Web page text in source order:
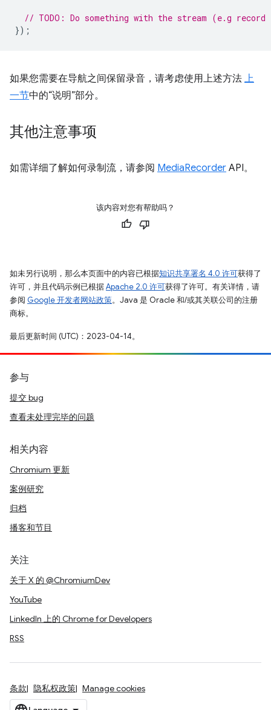
// TODO: Do something with the stream (e.g
});
如果您需要在导航之间保留录音，请考虑使用上述方法 上
一节中的“说明”部分。
其他注意事项
如需详细了解如何录制流，请参阅 MediaRecorder API。
该内容对您有帮助吗？
如未另行说明，那么本页面中的内容已根据知识共享署名 4.0 许可获得了
许可，并且代码示例已根据Apache 2.0 许可获得了许可。有关详情，请
参阅 Google 开发者网站政策。Java 是 Oracle 和/或其关联公司的注册
商标。
最后更新时间 (UTC)：2023-04-14。
参与
提交 bug
查看未处理完毕的问题
相关内容
Chromium 更新
案例研究
归档
播客和节目
关注
关于 X 的 @ChromiumDev
YouTube
LinkedIn 上的 Chrome for Developers
RSS
条款 隐私权政策 Manage cookies